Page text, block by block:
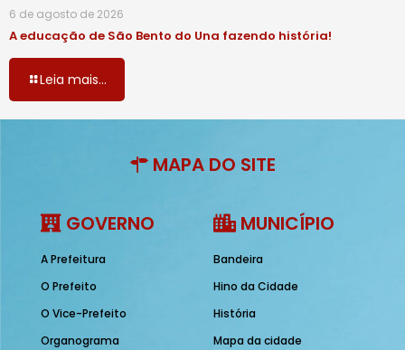
6 de agosto de 2026
A educação de São Bento do Una fazendo história!
Leia mais...
MAPA DO SITE
GOVERNO
A Prefeitura
O Prefeito
O Vice-Prefeito
Organograma
MUNICÍPIO
Bandeira
Hino da Cidade
História
Mapa da cidade